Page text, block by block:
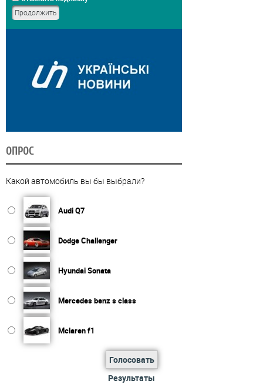
ОПРОС
Какой автомобиль вы бы выбрали?
Audi Q7
Dodge Challenger
Hyundai Sonata
Mercedes benz s class
Mclaren f1
Голосовать
Результаты